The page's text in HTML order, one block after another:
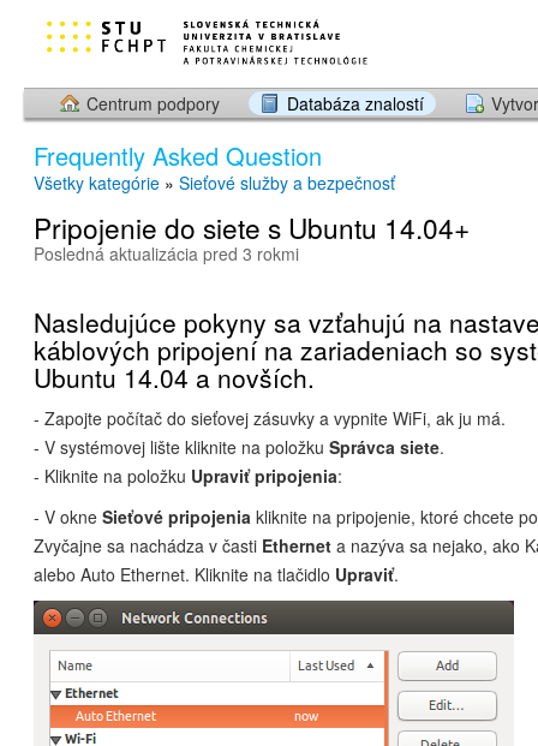
Centrum podpory Databáza znalostí
Frequently Asked Question
Všetky kategórie » Sieťové služby a bezpečnosť
Pripojenie do siete s Ubuntu 14.04+
Posledná aktualizácia pred 3 rokmi
Nasledujúce pokyny sa vzťahujú na
káblových pripojení na zariadeniach so
Ubuntu 14.04 a novších.
- Zapojte počítač do sieťovej zásuvky a vypnite WiFi, ak ju má.
- V systémovej lište kliknite na položku Správca siete.
- Kliknite na položku Upraviť pripojenia:
- V okne Sieťové pripojenia kliknite na pripojenie, ktoré chcete
Zvyčajne sa nachádza v časti Ethernet a nazýva sa nejako, ako
alebo Auto Ethernet. Kliknite na tlačidlo Upraviť.